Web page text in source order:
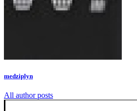
medziplyn
All author posts